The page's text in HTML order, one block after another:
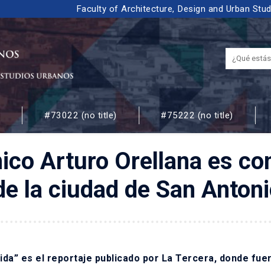
Faculty of Architecture, Design and Urban
#73022 (no title) #75222 (no title)
Arturo Orellana es
la ciudad de San
es el reportaje publicado por La Tercera, donde